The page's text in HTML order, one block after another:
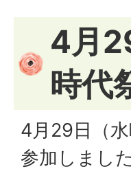
4月
時代
4月29日（
参加しまし